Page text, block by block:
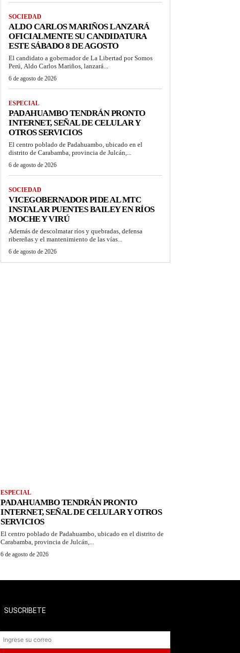
SOCIEDAD
ALDO CARLOS MARIÑOS LANZARÁ
OFICIALMENTE SU CANDIDATURA
ESTE SÁBADO 8 DE AGOSTO
El candidato a gobernador de La Libertad por Somos
Perú, Aldo Carlos Mariños, lanzará...
6 de agosto de 2026
ESPECIAL
PADAHUAMBO TENDRÁN PRONTO
INTERNET, SEÑAL DE CELULAR Y
OTROS SERVICIOS
El centro poblado de Padahuambo, ubicado en el
distrito de Carabamba, provincia de Julcán,...
6 de agosto de 2026
SOCIEDAD
VICEGOBERNADOR PIDE AL MTC
INSTALAR PUENTES BAILEY EN RÍOS
MOCHE Y VIRÚ
Además de descolmatar ríos y quebradas, defensa
ribereñas y el mantenimiento de las vías...
6 de agosto de 2026
ESPECIAL
PADAHUAMBO TENDRÁN PRONTO
INTERNET, SEÑAL DE CELULAR Y OTROS
SERVICIOS
El centro poblado de Padahuambo, ubicado en el distrito de
Carabamba, provincia de Julcán,...
6 de agosto de 2026
SUSCRIBETE